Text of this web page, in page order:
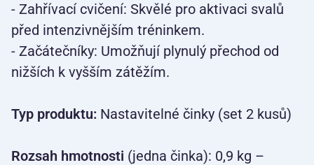
- Zahřívací cvičení: Skvělé pro aktivaci svalů
před intenzivnějším tréninkem.
- Začátečníky: Umožňují plynulý přechod od
nižších k vyšším zátěžím.
Typ produktu: Nastavitelné činky (set 2 kusů)
Rozsah hmotnosti (jedna činka): 0,9 kg –